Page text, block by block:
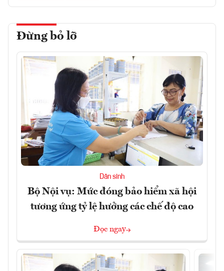
Đừng bỏ lỡ
Dân sinh
Bộ Nội vụ: Mức đóng bảo hiểm xã hội
tương ứng tỷ lệ hưởng các chế độ cao
Đọc ngay